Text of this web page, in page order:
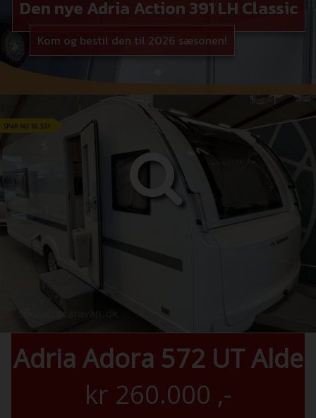
Den nye Adria Action 391 LH Classic
Kom og bestil den til 2026 sæsonen!
Adria Adora 572 UT Alde
kr 260.000 ,-